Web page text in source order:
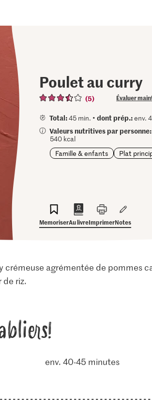
Poulet au curry
(5) Évaluer
Total:45 min. •dont prép.:env.
Valeurs nutritives par personne:
540 kcal
Famille & enfants
Plat
MemoriserAu livreImprimerNotes
agrémentée de pommes
riz.
env. 40-45 minutes